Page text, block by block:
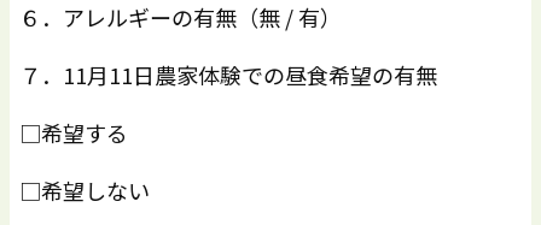
６．アレルギーの有無（無 / 有）
７．11月11日農家体験での昼食希望の有無
□希望する
□希望しない